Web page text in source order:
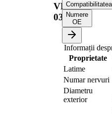
VKM
03832
Compatibilitatea
Numere
OE
Informații
Proprietate
Latime
Numar nervuri
Diametru
exterior